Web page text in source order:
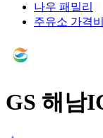
나우 패밀리
주유소 가격
GS 해남